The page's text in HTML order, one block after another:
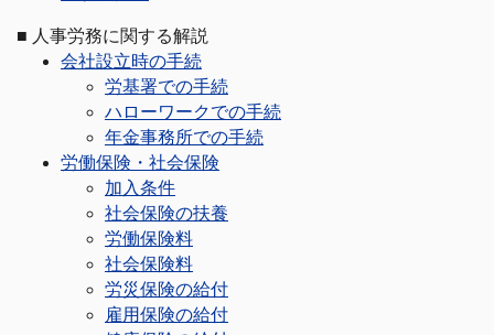
■ 人事労務に関する解説
会社設立時の手続
労基署での手続
ハローワークでの手続
年金事務所での手続
労働保険・社会保険
加入条件
社会保険の扶養
労働保険料
社会保険料
労災保険の給付
雇用保険の給付